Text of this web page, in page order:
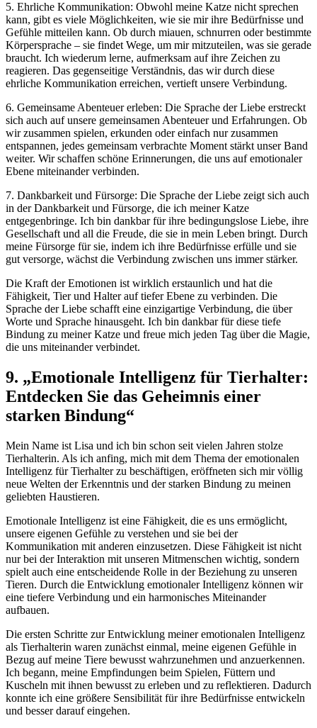
5. Ehrliche Kommunikation: Obwohl meine Katze⁢ nicht sprechen
kann,‍ gibt es viele ​Möglichkeiten, wie sie mir ihre Bedürfnisse⁣ und
⁢Gefühle mitteilen kann. Ob durch miauen, ‍schnurren oder bestimmte‍
Körpersprache – sie findet Wege, ⁤um‌ mir mitzuteilen, was ​sie⁢ gerade
braucht. Ich wiederum lerne, aufmerksam auf ihre Zeichen⁢ zu
reagieren. Das gegenseitige Verständnis, das wir durch diese
⁣ehrliche Kommunikation erreichen, vertieft unsere Verbindung.
6.‌ Gemeinsame Abenteuer erleben: Die‍ Sprache der Liebe erstreckt
sich auch auf unsere gemeinsamen⁤ Abenteuer und Erfahrungen. Ob‍
wir zusammen ‌spielen, erkunden oder ​einfach nur zusammen
entspannen,​ jedes ‌gemeinsam verbrachte Moment stärkt unser Band
weiter.⁣ Wir schaffen ⁢schöne Erinnerungen, die‍ uns auf emotionaler
Ebene ⁤miteinander verbinden.
7. Dankbarkeit und ⁢Fürsorge: Die Sprache der Liebe ⁤zeigt sich auch
in der⁤ Dankbarkeit und Fürsorge, die ich meiner Katze
entgegenbringe. Ich bin ‌dankbar für ihre bedingungslose Liebe, ihre
Gesellschaft⁤ und​ all die Freude, die sie in mein ​Leben bringt. Durch
meine Fürsorge für sie, indem ⁢ich ⁤ihre Bedürfnisse erfülle und sie
gut versorge, wächst die Verbindung zwischen uns immer stärker.
Die Kraft der Emotionen ist wirklich erstaunlich und hat die
Fähigkeit, ‌Tier und Halter auf tiefer⁤ Ebene zu verbinden. Die
Sprache der Liebe schafft eine einzigartige Verbindung, die ‍über
Worte und ⁣Sprache hinausgeht. Ich ⁤bin dankbar für diese⁣ tiefe
Bindung zu meiner ​Katze und freue mich jeden Tag über die Magie,​
die uns miteinander‌ verbindet.
9. „Emotionale Intelligenz für Tierhalter:
Entdecken Sie das Geheimnis einer
starken Bindung“
Mein Name ist Lisa und ich bin schon seit vielen Jahren​ stolze
Tierhalterin. Als​ ich anfing, mich ⁤mit dem Thema der emotionalen
Intelligenz für⁤ Tierhalter zu beschäftigen, eröffneten sich mir ‍völlig
neue Welten ​der Erkenntnis und ⁤der starken⁢ Bindung zu ‍meinen
geliebten Haustieren.
Emotionale⁤ Intelligenz ist eine Fähigkeit, die es uns ermöglicht,
unsere eigenen Gefühle zu​ verstehen und ⁢sie​ bei ⁢der
Kommunikation mit anderen einzusetzen. Diese⁣ Fähigkeit ‌ist nicht
nur bei ‍der Interaktion mit unseren Mitmenschen wichtig, sondern
spielt auch eine ‌entscheidende Rolle in der Beziehung⁣ zu⁤ unseren
Tieren. Durch die Entwicklung emotionaler Intelligenz können wir
eine tiefere Verbindung und⁢ ein harmonisches Miteinander
aufbauen.
Die ersten Schritte zur Entwicklung meiner emotionalen Intelligenz
als⁢ Tierhalterin waren ⁢zunächst ⁢einmal, meine eigenen Gefühle⁣ in
Bezug auf meine⁤ Tiere bewusst wahrzunehmen und anzuerkennen.
Ich‌ begann, meine‍ Empfindungen beim Spielen, Füttern und
Kuscheln mit ihnen bewusst zu erleben und zu reflektieren. Dadurch
konnte ⁤ich eine größere Sensibilität für⁢ ihre Bedürfnisse entwickeln
und besser darauf eingehen.